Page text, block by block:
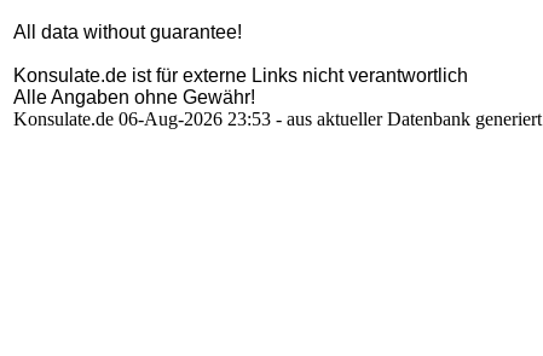
All data without guarantee!
Konsulate.de ist für externe Links nicht verantwortlich
Alle Angaben ohne Gewähr!
Konsulate.de 06-Aug-2026 23:53 - aus aktueller Datenbank generiert